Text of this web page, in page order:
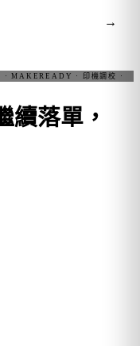
→
續落單，